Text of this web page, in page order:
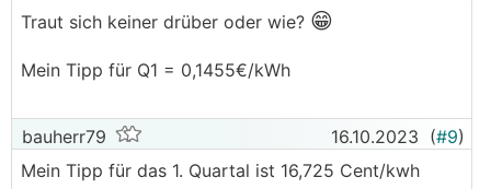
Traut sich keiner drüber oder wie? 😁
Mein Tipp für Q1 = 0,1455€/kWh
bauherr79 16.10.2023 (#9)
Mein Tipp für das 1. Quartal ist 16,725 Cent/kwh